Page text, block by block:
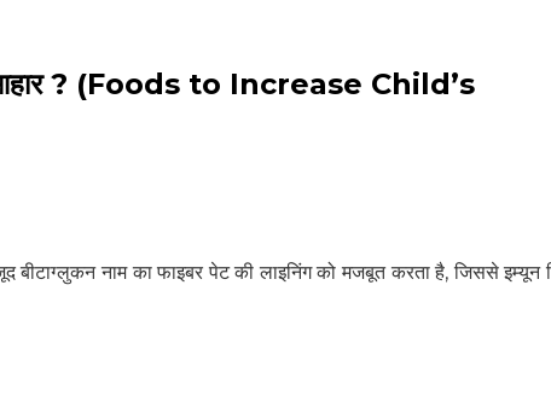
आहार ? (Foods to Increase Child’s
नाम का फाइबर पेट की लाइनिंग को मजबूत करता है, जिससे इम्यून